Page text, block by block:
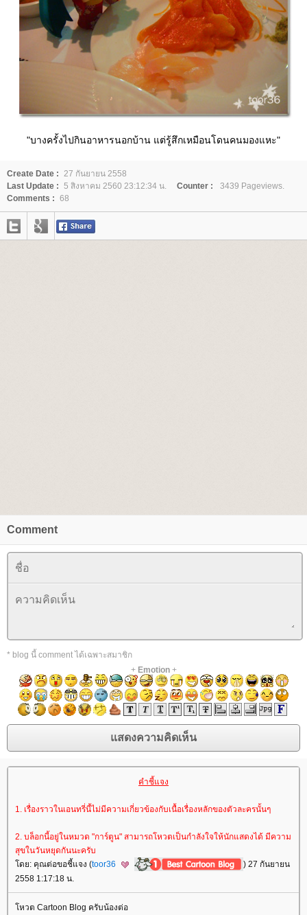
"บางครั้งไปกินอาหารนอกบ้าน แต่รู้สึกเหมือนโดนคนมองแหะ"
Create Date :
27 กันยายน 2558
Last Update : 5 สิงหาคม 2560 23:12:34 น. Counter :
3439 Pageviews.
Comments : 68
Comment
* blog นี้ comment ได้เฉพาะสมาชิก
+ Emotion+
คำชี้แจง
1. เรื่องราวในเอนทรี่นี้ไม่มีความเกี่ยวข้องกับเนื้อเรื่องหลักของตัวละครนั้นๆ
2. บล็อกนี้อยู่ในหมวด "การ์ตูน" สามารถโหวตเป็นกำลังใจให้นักแสดงได้ มีความ
สุขในวันหยุดกันนะครับ
ดย: คุณต่อขอชี้แจง (toor36
) 27 กันยายน
2558 1:17:18 น.
หวต Cartoon Blog ครับน้องต่อ